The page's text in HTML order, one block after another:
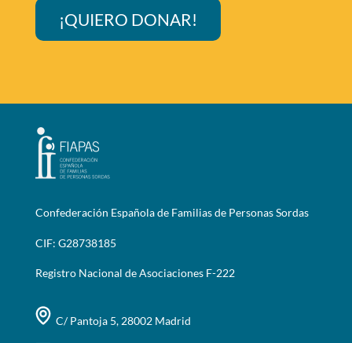
¡QUIERO DONAR!
Confederación Española de Familias de Personas Sordas
CIF: G28738185
Registro Nacional de Asociaciones F-222
C/ Pantoja 5, 28002 Madrid